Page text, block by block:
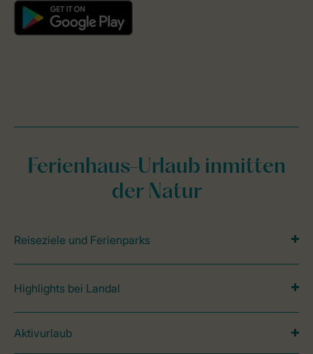
Ferienhaus-Urlaub inmitten
der Natur
Reiseziele und Ferienparks
Highlights bei Landal
Aktivurlaub